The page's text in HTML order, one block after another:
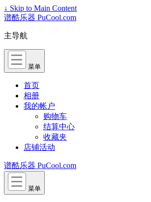
↓ Skip to Main Content
谱酷乐器 PuCool.com
主导航
菜单
首页
相册
我的帐户
购物车
结算中心
收藏夹
店铺活动
谱酷乐器 PuCool.com
菜单